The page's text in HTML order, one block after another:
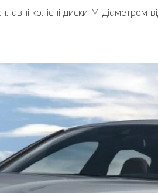
колісні диски М діаметром